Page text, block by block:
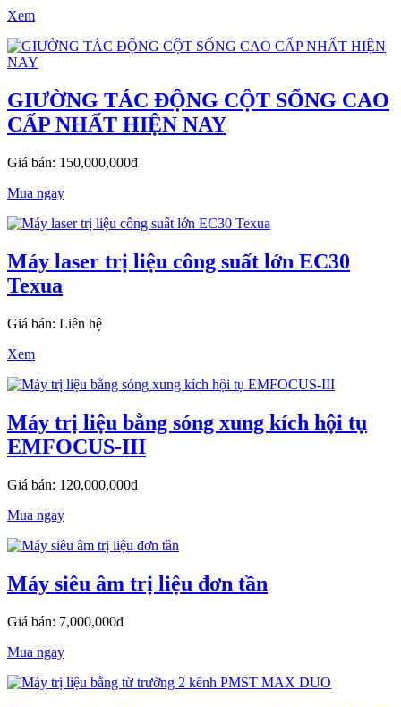
Xem
GIƯỜNG TÁC ĐỘNG CỘT SỐNG CAO
CẤP NHẤT HIỆN NAY
Giá bán: 150,000,000đ
Mua ngay
Máy laser trị liệu công suất lớn EC30
Texua
Giá bán: Liên hệ
Xem
Máy trị liệu bằng sóng xung kích hội tụ
EMFOCUS-III
Giá bán: 120,000,000đ
Mua ngay
Máy siêu âm trị liệu đơn tần
Giá bán: 7,000,000đ
Mua ngay